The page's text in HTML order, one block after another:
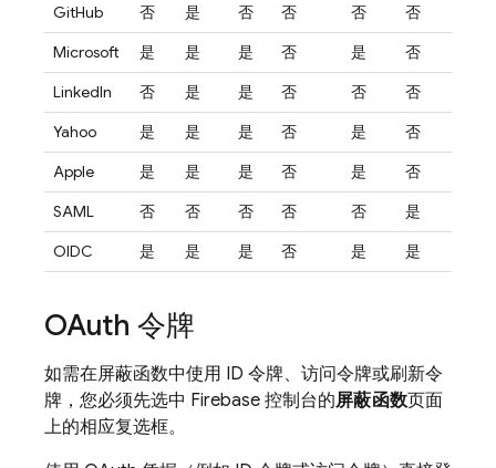
GitHub
否 是 否 否 否
否
Microsoft
是 是 是 否 是
否
LinkedIn
否 是 是 否 否
否
Yahoo
是 是 是 否 是
否
Apple
是 是 是 否 是
否
SAML
否 否 否 否 否
是
OIDC
是 是 是 否 是 是
OAuth 令牌
如需在屏蔽函数中使用 ID 令牌、访问令牌或刷新令
牌，您必须先选中 Firebase 控制台的屏蔽函数页面
上的相应复选框。